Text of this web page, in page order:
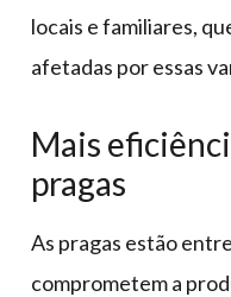
locais e familiares,
afetadas por essas
Mais
pragas
As pragas estão
comprometem a